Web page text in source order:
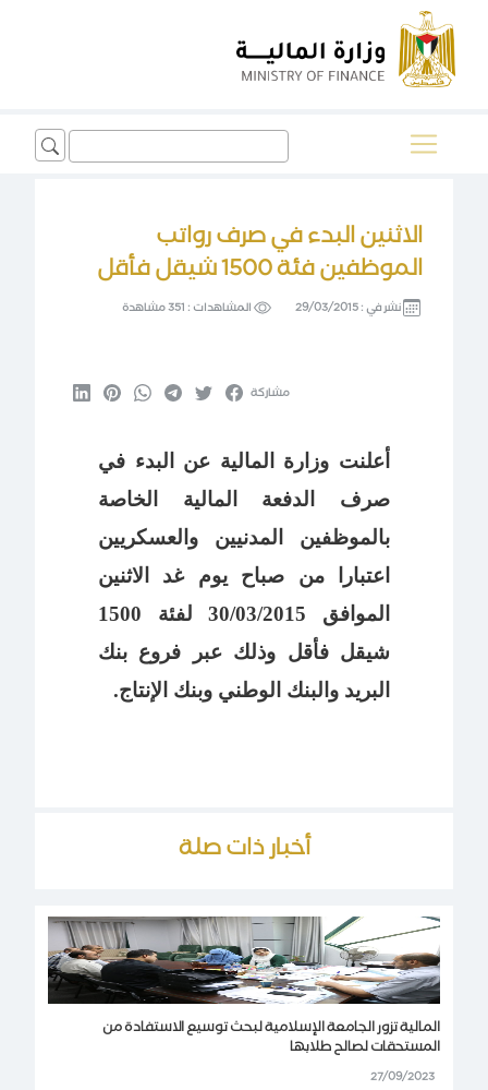
Search
for:
الاثنين البدء في صرف رواتب
الموظفين فئة 1500 شيقل فأقل
نشر في :29/03/2015 المشاهدات : 351 مشاهدة
مشاركة
أعلنت وزارة المالية عن البدء في
صرف الدفعة المالية الخاصة
بالموظفين المدنيين والعسكريين
اعتبارا من صباح يوم غد الاثنين
الموافق 30/03/2015 لفئة 1500
شيقل فأقل وذلك عبر فروع بنك
البريد والبنك الوطني وبنك الإنتاج.
أخبار ذات صلة
المالية تزور الجامعة الإسلامية لبحث توسيع الاستفادة من
المستحقات لصالح طلابها
27/09/2023